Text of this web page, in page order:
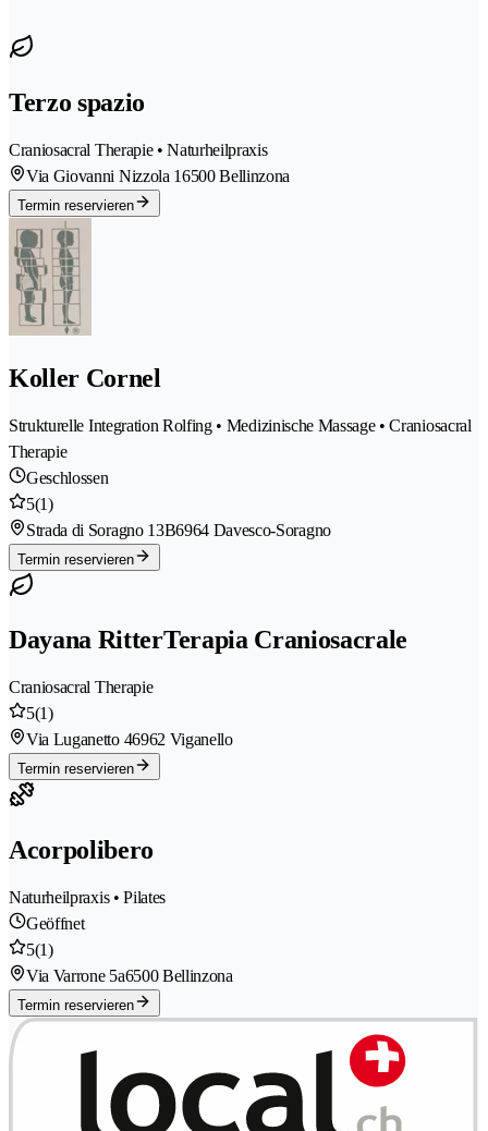
Terzo spazio
Craniosacral Therapie • Naturheilpraxis
Via Giovanni Nizzola 16500 Bellinzona
Termin reservieren
Koller Cornel
Strukturelle Integration Rolfing • Medizinische Massage • Craniosacral
Therapie
Geschlossen
5(1)
Strada di Soragno 13B6964 Davesco-Soragno
Termin reservieren
Dayana RitterTerapia Craniosacrale
Craniosacral Therapie
5(1)
Via Luganetto 46962 Viganello
Termin reservieren
Acorpolibero
Naturheilpraxis • Pilates
Geöffnet
5(1)
Via Varrone 5a6500 Bellinzona
Termin reservieren